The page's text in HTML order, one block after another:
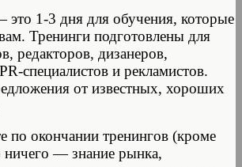
1-3 дня для обучения, которые
Тренинги подготовлены для
редакторов, дизанеров,
специалистов и рекламистов.
от известных, хороших
по окончании тренингов (кроме
ничего — знание рынка,